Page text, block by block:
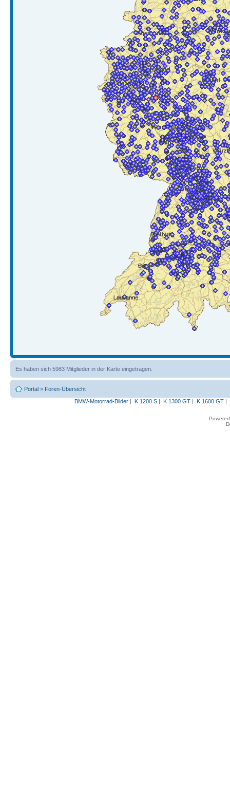
Es haben sich 5983 Mitglieder in der Karte eingetragen.
Portal » Foren-Übersicht
BMW-Motorrad-Bilder| K 1200 S| K 1300 GT| K 1600 GT|